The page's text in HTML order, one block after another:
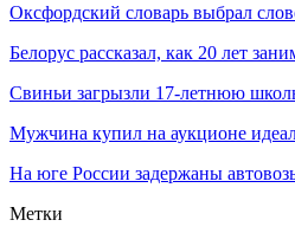
Оксфордский словарь выбрал
Белорус рассказал, как 20 лет
Свиньи загрызли 17-летнюю
Мужчина купил на аукционе
На юге России задержаны
Метки